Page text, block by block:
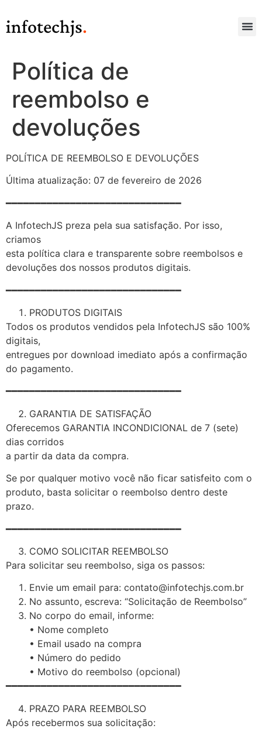
infotechjs.
Política de
reembolso e
devoluções
POLÍTICA DE REEMBOLSO E DEVOLUÇÕES
Última atualização: 07 de fevereiro de 2026
━━━━━━━━━━━━━━━━━━━━━━━━━━━━━━
A InfotechJS preza pela sua satisfação. Por isso,
criamos
esta política clara e transparente sobre reembolsos e
devoluções dos nossos produtos digitais.
━━━━━━━━━━━━━━━━━━━━━━━━━━━━━━
PRODUTOS DIGITAIS
Todos os produtos vendidos pela InfotechJS são 100%
digitais,
entregues por download imediato após a confirmação
do pagamento.
━━━━━━━━━━━━━━━━━━━━━━━━━━━━━━
GARANTIA DE SATISFAÇÃO
Oferecemos GARANTIA INCONDICIONAL de 7 (sete)
dias corridos
a partir da data da compra.
Se por qualquer motivo você não ficar satisfeito com o
produto, basta solicitar o reembolso dentro deste
prazo.
━━━━━━━━━━━━━━━━━━━━━━━━━━━━━━
COMO SOLICITAR REEMBOLSO
Para solicitar seu reembolso, siga os passos:
Envie um email para: contato@infotechjs.com.br
No assunto, escreva: “Solicitação de Reembolso”
No corpo do email, informe:
• Nome completo
• Email usado na compra
• Número do pedido
• Motivo do reembolso (opcional)
━━━━━━━━━━━━━━━━━━━━━━━━━━━━━━
PRAZO PARA REEMBOLSO
Após recebermos sua solicitação: